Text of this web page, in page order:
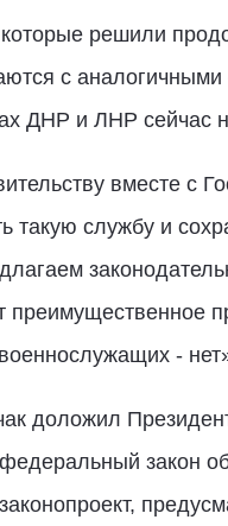
решили
с
ДНР и ЛНР сейчас
вместе с
такую службу и
преимущественное
-
доложил
закон